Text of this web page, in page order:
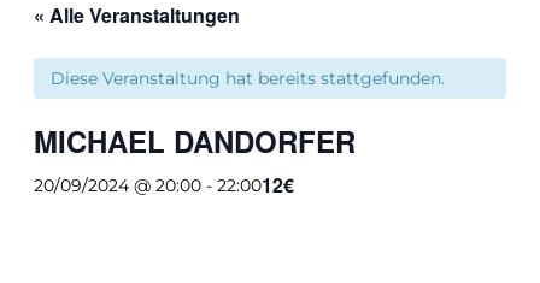
« Alle Veranstaltungen
Diese Veranstaltung hat bereits stattgefunden.
MICHAEL DANDORFER
20/09/2024 @ 20:00 - 22:0012€